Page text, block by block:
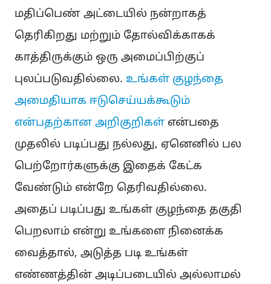
மதிப்பெண் அட்டையில் நன்றாகத்
தெரிகிறது மற்றும் தோல்விக்காகக்
காத்திருக்கும் ஒரு அமைப்பிற்குப்
புலப்படுவதில்லை. உங்கள் குழந்தை
அமைதியாக ஈடுசெய்யக்கூடும்
என்பதற்கான அறிகுறிகள் என்பதை
முதலில் படிப்பது நல்லது, ஏனெனில் பல
பெற்றோர்களுக்கு இதைக் கேட்க
வேண்டும் என்றே தெரிவதில்லை.
அதைப் படிப்பது உங்கள் குழந்தை தகுதி
பெறலாம் என்று உங்களை நினைக்க
வைத்தால், அடுத்த படி உங்கள்
எண்ணத்தின் அடிப்படையில் அல்லாமல்